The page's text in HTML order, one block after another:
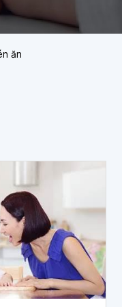
ăn